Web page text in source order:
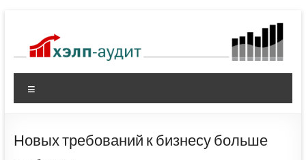
содержимому
Новых требований к бизнесу больше